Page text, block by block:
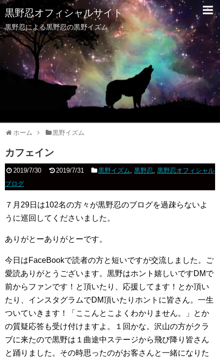
黒野忍オフィシャルサイト
黒野忍による黒野忍の黒野イズム
ホーム 黒野イズム
カフェイン
2019/7/30 2019/7/31 黒野イズム,黒野忍,黒野忍オフィシャル
ブログ
７月29日は102名の方々が黒野忍のブログを過疎らないよ
うに巡回してくださいました。
ありがとーありがとーです。
今日はFaceBookで読者の方と短いですが交流しました。ご
愛読ありがとうございます。黒野はホント嬉しいですDMで
前からファンです！と頂いたり、応援してます！とか頂い
たり、インスタグラムでDM頂いたりホントに皆さん。一生
ついていきます！「ここんとこよくわかりません。」とか
の質疑応答も受け付けますよ。１回かな。沢山の方がクラ
ブに来たので黒野は１曲途中ステージから飛び降り皆さん
と踊りました。その時思ったのがお客さんと一緒になりた